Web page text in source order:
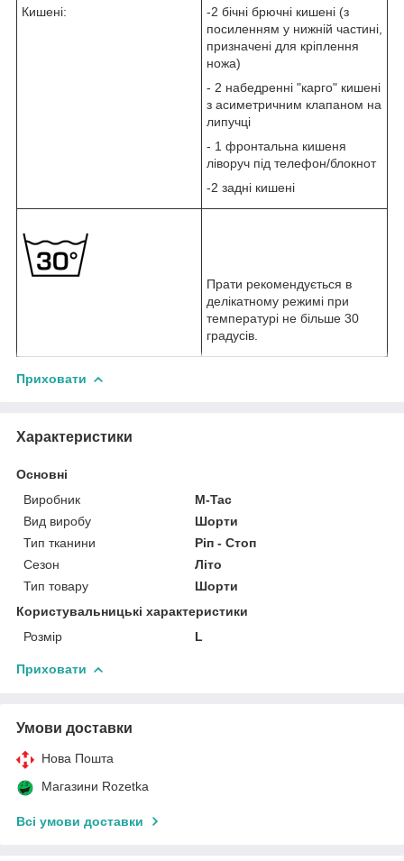
Кишені:
-2 бічні брючні кишені (з
посиленням у нижній частині,
призначені для кріплення
ножа)
- 2 набедренні "карго" кишені
з асиметричним клапаном на
липучці
- 1 фронтальна кишеня
ліворуч під телефон/блокнот
-2 задні кишені
Прати рекомендується в
делікатному режимі при
температурі не більше 30
градусів.
Приховати
Характеристики
Основні
Виробник
M-Tac
Вид виробу
Шорти
Тип тканини
Ріп - Стоп
Сезон
Літо
Тип товару
Шорти
Користувальницькі характеристики
Розмір
L
Приховати
Умови доставки
Нова Пошта
Магазини Rozetka
Всі умови доставки